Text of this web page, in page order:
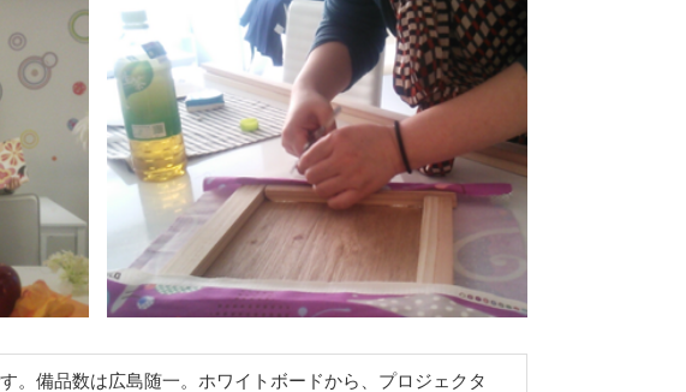
。備品数は広島随一。ホワイトボードから、プロジェクタ